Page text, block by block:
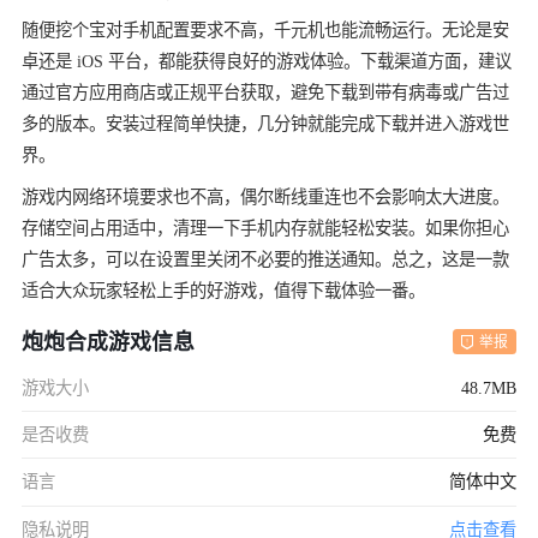
随便挖个宝对手机配置要求不高，千元机也能流畅运行。无论是安
卓还是 iOS 平台，都能获得良好的游戏体验。下载渠道方面，建议
通过官方应用商店或正规平台获取，避免下载到带有病毒或广告过
多的版本。安装过程简单快捷，几分钟就能完成下载并进入游戏世
界。
游戏内网络环境要求也不高，偶尔断线重连也不会影响太大进度。
存储空间占用适中，清理一下手机内存就能轻松安装。如果你担心
广告太多，可以在设置里关闭不必要的推送通知。总之，这是一款
适合大众玩家轻松上手的好游戏，值得下载体验一番。
炮炮合成游戏信息 举报
游戏大小 48.7MB
是否收费 免费
语言 简体中文
隐私说明 点击查看